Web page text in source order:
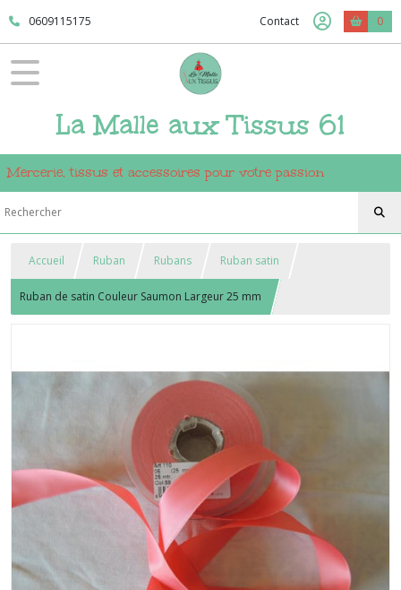
0609115175 Contact 0
La Malle aux Tissus 61
Mercerie, tissus et accessoires pour votre passion
Accueil Ruban Rubans Ruban satin
Ruban de satin Couleur Saumon Largeur 25 mm